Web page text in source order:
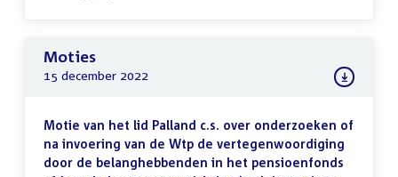
Moties
15 december 2022
Motie van het lid Palland c.s. over onderzoeken of
na invoering van de Wtp de vertegenwoordiging
door de belanghebbenden in het pensioenfonds